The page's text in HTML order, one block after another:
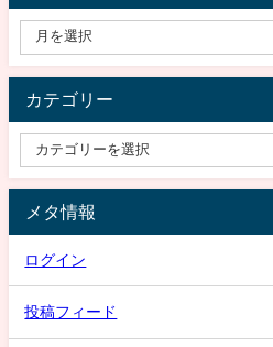
カテゴリー
メタ情報
ログイン
投稿フィード